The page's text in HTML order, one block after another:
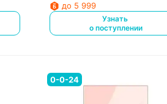
до 5 999
Узнать
о поступлении
0-0-24